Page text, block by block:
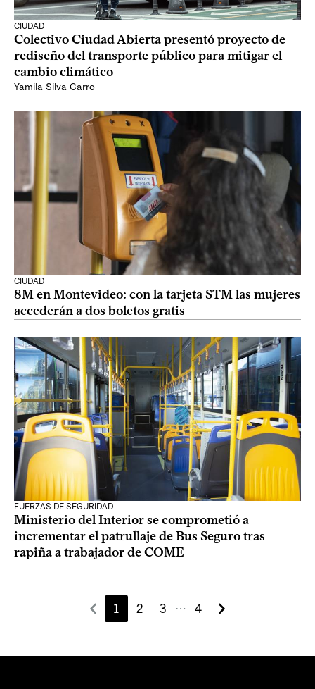
CIUDAD
Colectivo Ciudad Abierta presentó proyecto de
rediseño del transporte público para mitigar el
cambio climático
Yamila Silva Carro
CIUDAD
8M en Montevideo: con la tarjeta STM las mujeres
accederán a dos boletos gratis
FUERZAS DE SEGURIDAD
Ministerio del Interior se comprometió a
incrementar el patrullaje de Bus Seguro tras
rapiña a trabajador de COME
1 2 3 ⋯ 4